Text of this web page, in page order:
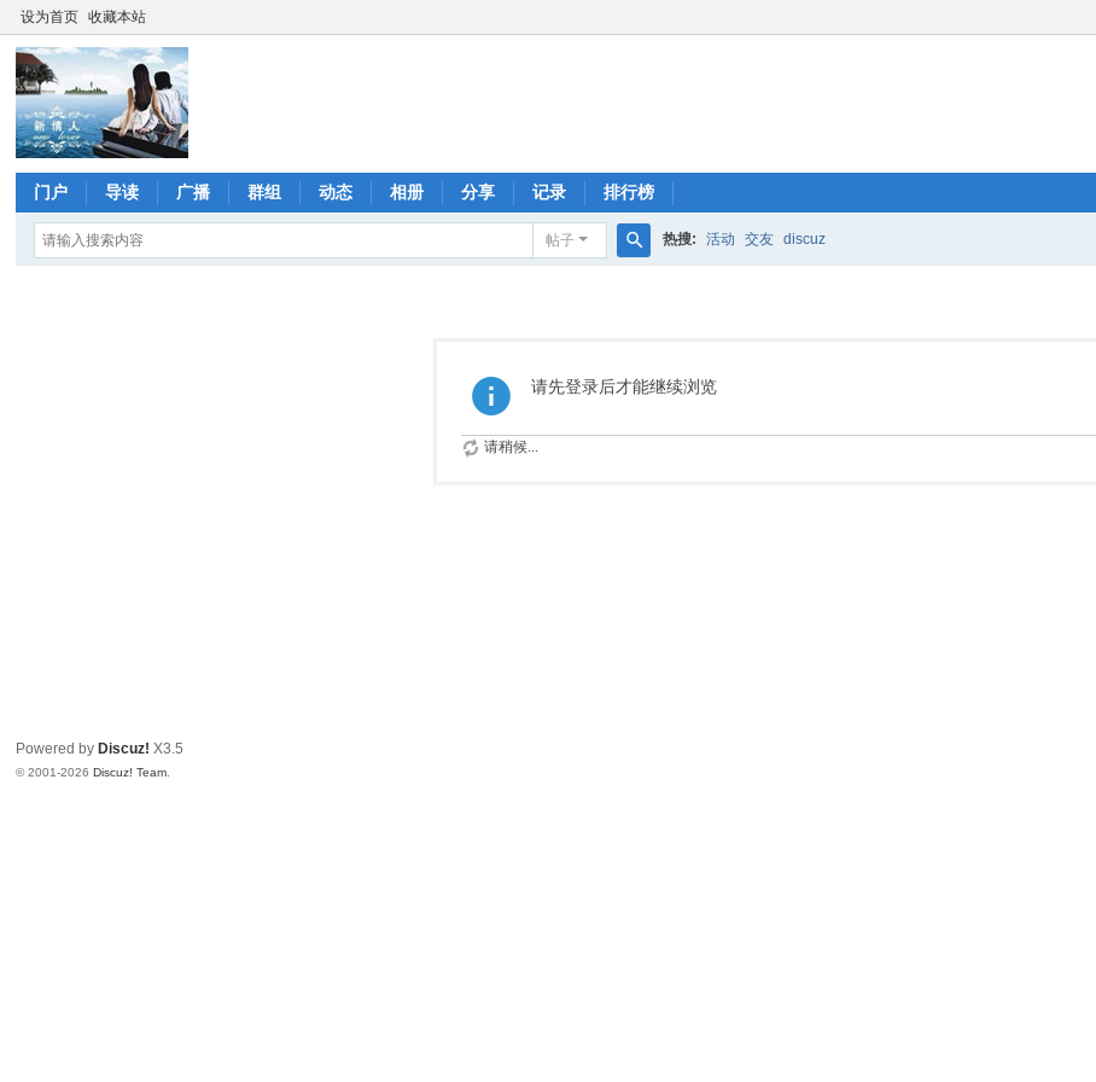
设为首页 收藏本站
门户 导读 广播 群组 动态 相册 分享 记录 排行榜
帖子 热搜: 活动 交友 discuz
请先登录后才能继续浏览
请稍候...
Powered by Discuz! X3.5
© 2001-2026Discuz! Team